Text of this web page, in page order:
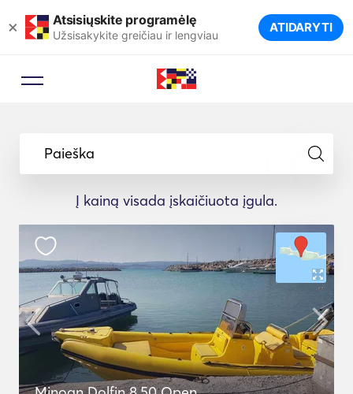
× Atsisiųskite programėlę
Užsisakykite greičiau ir lengviau ATIDARYTI
Paieška
Į kainą visada įskaičiuota įgula.